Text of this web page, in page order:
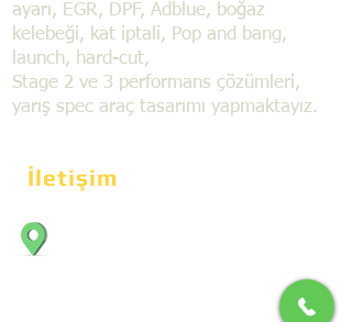
ayarı, EGR, DPF, Adblue, boğaz
kelebeği, kat iptali, Pop and bang,
launch, hard-cut,
Stage 2 ve 3 performans çözümleri,
yarış spec araç tasarımı yapmaktayız.
İletişim